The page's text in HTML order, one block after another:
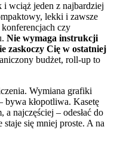
wciąż jeden z najbardziej
lekki i zawsze
czy
Nie wymaga instrukcji
zaskoczy Cię w ostatniej
budżet, roll-up to
Wymiana grafiki
bywa kłopotliwa. Kasetę
a najczęściej – odesłać do
się mniej proste. A na